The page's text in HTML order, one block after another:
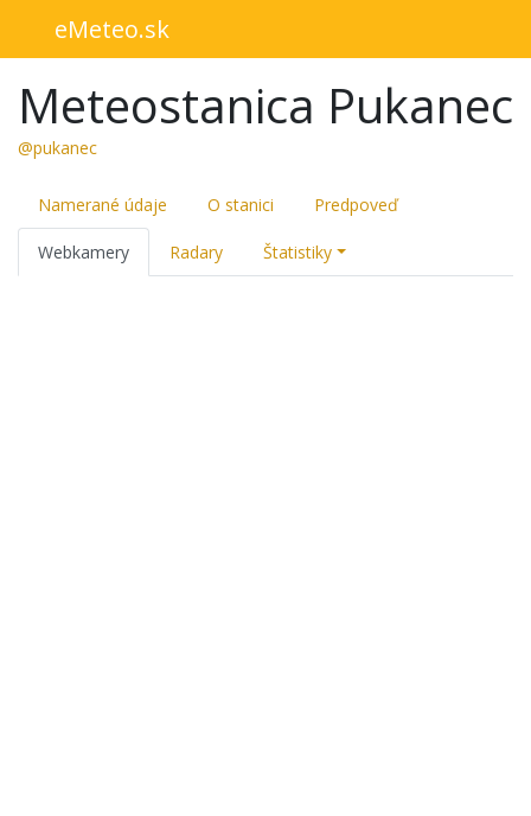
eMeteo.sk
Meteostanica Pukanec
@pukanec
Namerané údaje O stanici Predpoveď
Webkamery Radary Štatistiky